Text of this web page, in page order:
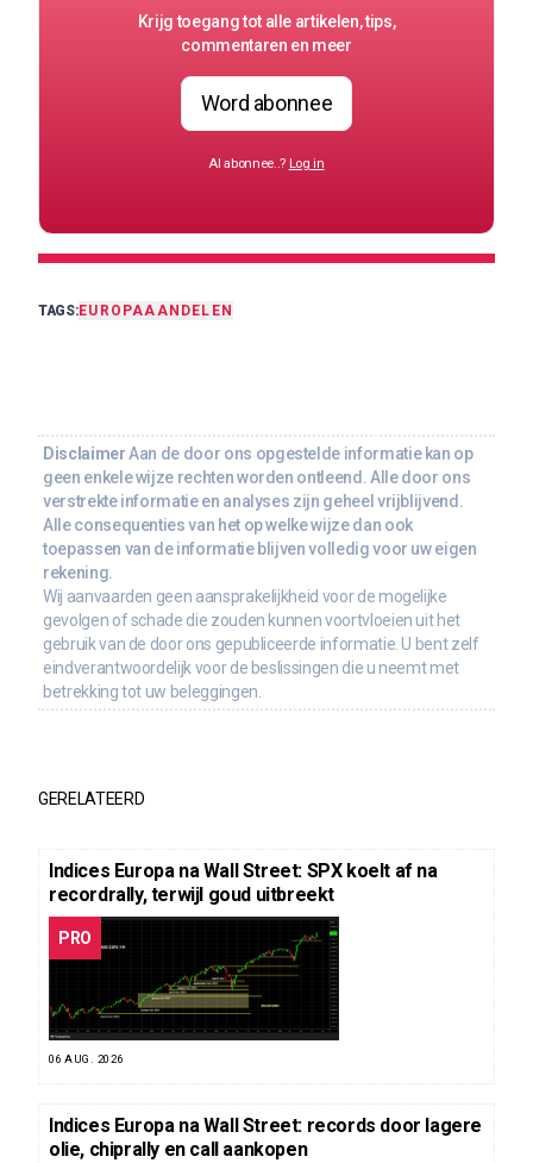
Krijg toegang tot alle artikelen, tips,
commentaren en meer
Word abonnee
Al abonnee..? Log in
TAGS:EUROPAAANDELEN
Disclaimer Aan de door ons opgestelde informatie kan op
geen enkele wijze rechten worden ontleend. Alle door ons
verstrekte informatie en analyses zijn geheel vrijblijvend.
Alle consequenties van het op welke wijze dan ook
toepassen van de informatie blijven volledig voor uw eigen
rekening.
Wij aanvaarden geen aansprakelijkheid voor de mogelijke
gevolgen of schade die zouden kunnen voortvloeien uit het
gebruik van de door ons gepubliceerde informatie. U bent zelf
eindverantwoordelijk voor de beslissingen die u neemt met
betrekking tot uw beleggingen.
GERELATEERD
Indices Europa na Wall Street: SPX koelt af na
recordrally, terwijl goud uitbreekt
PRO
06 AUG. 2026
Indices Europa na Wall Street: records door lagere
olie, chiprally en call aankopen